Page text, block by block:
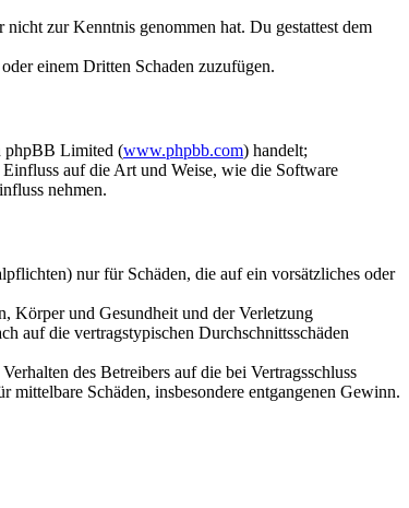
zur Kenntnis genommen hat. Du gestattest dem
einem Dritten Schaden zuzufügen.
phpBB Limited (www.phpbb.com) handelt;
auf die Art und Weise, wie die Software
nehmen.
nur für Schäden, die auf ein vorsätzliches oder
Körper und Gesundheit und der Verletzung
auf die vertragstypischen Durchschnittsschäden
des Betreibers auf die bei Vertragsschluss
Schäden, insbesondere entgangenen Gewinn.